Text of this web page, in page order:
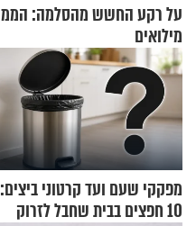
מילואים
מפקקי שעם ועד קרטוני ביצים:
10 חפצים בבית שחבל לזרוק